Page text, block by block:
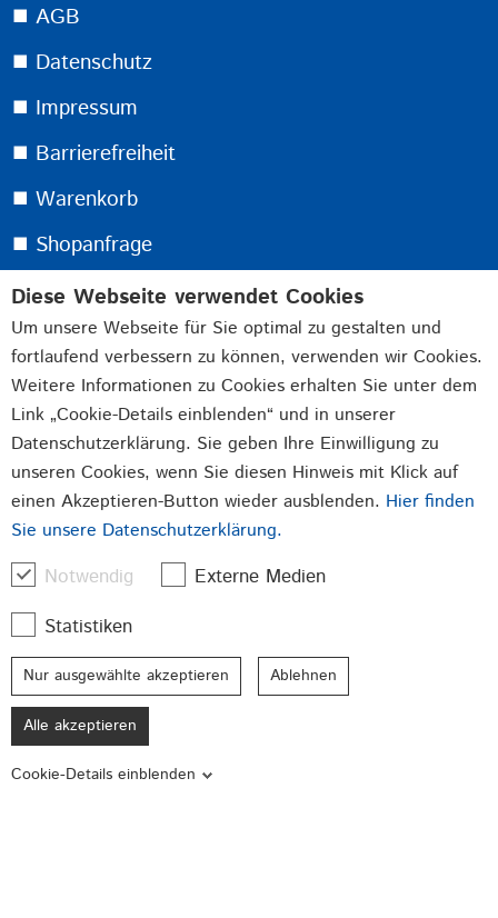
Diese Webseite verwendet Cookies
Um unsere Webseite für Sie optimal zu gestalten und
fortlaufend verbessern zu können, verwenden wir Cookies.
Weitere Informationen zu Cookies erhalten Sie unter dem
Link „Cookie-Details einblenden“ und in unserer
Datenschutzerklärung. Sie geben Ihre Einwilligung zu
unseren Cookies, wenn Sie diesen Hinweis mit Klick auf
einen Akzeptieren-Button wieder ausblenden. Hier finden
Sie unsere Datenschutzerklärung.
Notwendig
Externe Medien
Statistiken
Nur ausgewählte akzeptieren Ablehnen
Alle akzeptieren
Cookie-Details einblenden
⯀ AGB
⯀ Datenschutz
⯀ Impressum
⯀ Barrierefreiheit
⯀ Warenkorb
⯀ Shopanfrage
Melden Sie sich jetzt für unseren kostenlosen
Newsletter an:
Durch Absenden der von Ihnen eingegebenen Daten
willigen Sie in die Datenverarbeitung ein und bestätigen
unsere Datenschutzerklärung
Jetzt Anmelden
Beschläge
Qualität made in Germany
© 2026 GSG Baubeschläge GmbH